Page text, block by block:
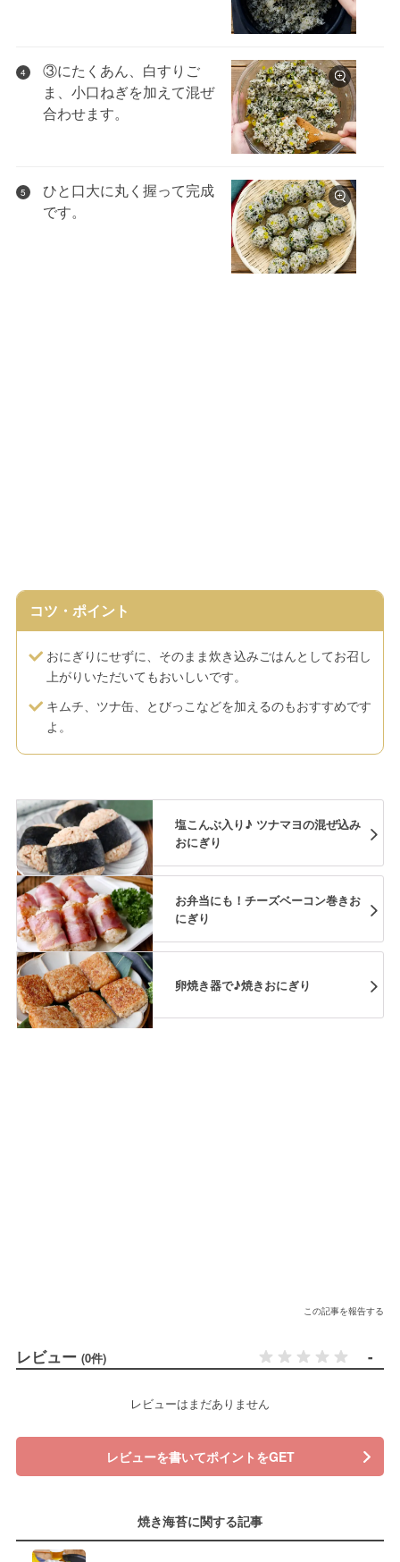
4
③にたくあん、白すりご
ま、小口ねぎを加えて混ぜ
合わせます。
5
ひと口大に丸く握って完成
です。
コツ・ポイント
おにぎりにせずに、そのまま炊き込みごはんとしてお召し
上がりいただいてもおいしいです。
キムチ、ツナ缶、とびっこなどを加えるのもおすすめです
よ。
塩こんぶ入り♪ ツナマヨの混ぜ込み
おにぎり
お弁当にも！チーズベーコン巻きお
にぎり
卵焼き器で♪焼きおにぎり
この記事を報告する
レビュー (0件) -
レビューはまだありません
レビューを書いてポイントをGET
焼き海苔に関する記事